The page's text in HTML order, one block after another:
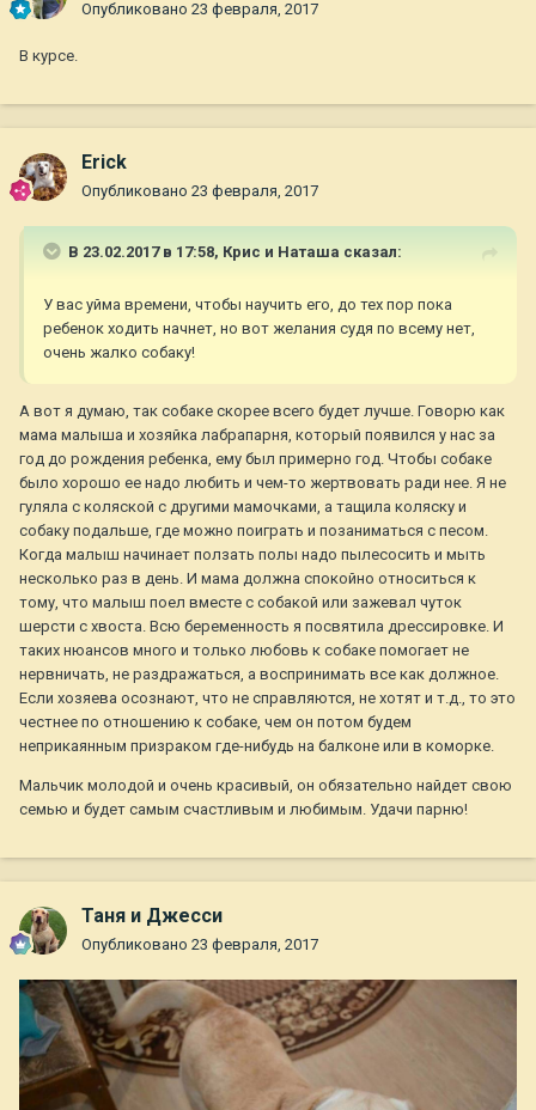
Опубликовано 23 февраля, 2017
В курсе.
Erick
Опубликовано 23 февраля, 2017
В 23.02.2017 в 17:58, Крис и Наташа сказал:
У вас уйма времени, чтобы научить его, до тех пор пока
ребенок ходить начнет, но вот желания судя по всему нет,
очень жалко собаку!
А вот я думаю, так собаке скорее всего будет лучше. Говорю как
мама малыша и хозяйка лабрапарня, который появился у нас за
год до рождения ребенка, ему был примерно год. Чтобы собаке
было хорошо ее надо любить и чем-то жертвовать ради нее. Я не
гуляла с коляской с другими мамочками, а тащила коляску и
собаку подальше, где можно поиграть и позаниматься с песом.
Когда малыш начинает ползать полы надо пылесосить и мыть
несколько раз в день. И мама должна спокойно относиться к
тому, что малыш поел вместе с собакой или зажевал чуток
шерсти с хвоста. Всю беременность я посвятила дрессировке. И
таких нюансов много и только любовь к собаке помогает не
нервничать, не раздражаться, а воспринимать все как должное.
Если хозяева осознают, что не справляются, не хотят и т.д., то это
честнее по отношению к собаке, чем он потом будем
неприкаянным призраком где-нибудь на балконе или в коморке.
Мальчик молодой и очень красивый, он обязательно найдет свою
семью и будет самым счастливым и любимым. Удачи парню!
Таня и Джесси
Опубликовано 23 февраля, 2017